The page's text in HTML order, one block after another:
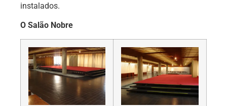
instalados.
O Salão Nobre